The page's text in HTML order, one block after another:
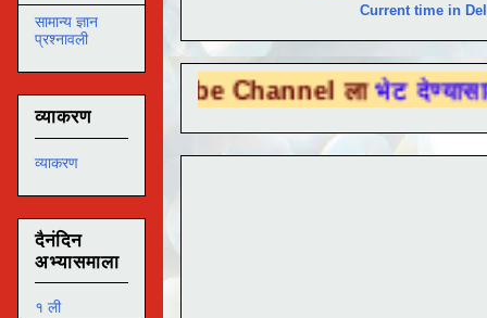
Current time in
Tube Channel ला भेट देण्यासाठी येथे क्लिक
सामान्य ज्ञान
प्रश्नावली
व्याकरण
व्याकरण
दैनंदिन
अभ्यासमाला
१ ली